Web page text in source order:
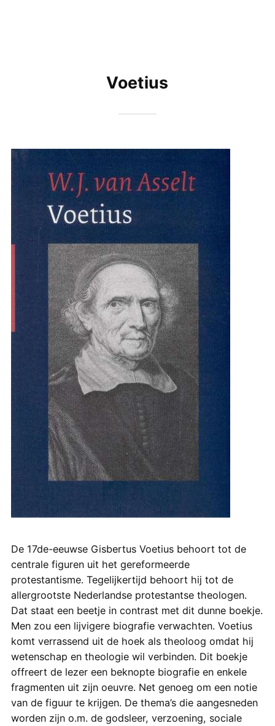
Voetius
De 17de-eeuwse Gisbertus Voetius behoort tot de
centrale figuren uit het gereformeerde
protestantisme. Tegelijkertijd behoort hij tot de
allergrootste Nederlandse protestantse theologen.
Dat staat een beetje in contrast met dit dunne boekje.
Men zou een lijvigere biografie verwachten. Voetius
komt verrassend uit de hoek als theoloog omdat hij
wetenschap en theologie wil verbinden. Dit boekje
offreert de lezer een beknopte biografie en enkele
fragmenten uit zijn oeuvre. Net genoeg om een notie
van de figuur te krijgen. De thema’s die aangesneden
worden zijn o.m. de godsleer, verzoening, sociale